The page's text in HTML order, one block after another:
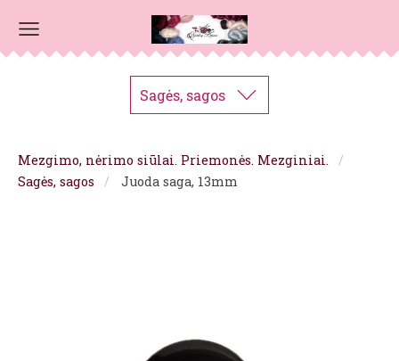
Sagės, sagos
Mezgimo, nėrimo siūlai. Priemonės. Mezginiai.
Sagės, sagos
Juoda saga, 13mm